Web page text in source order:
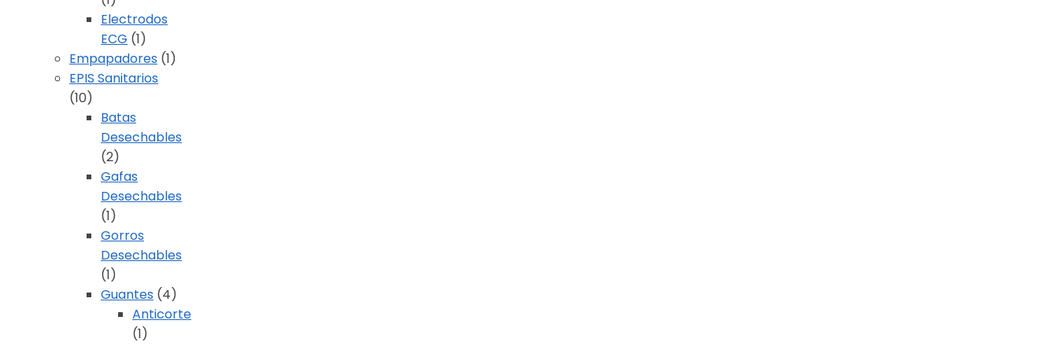
Electrodos
ECG (1)
Empapadores (1)
EPIS Sanitarios
(10)
Batas
Desechables
(2)
Gafas
Desechables
(1)
Gorros
Desechables
(1)
Guantes (4)
Anticorte
(1)